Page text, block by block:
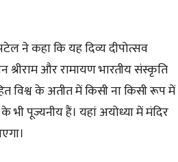
ने कहा कि यह दिव्य दीपोत्सव
श्रीराम और रामायण भारतीय संस्कृति
विश्व के अतीत में किसी ना किसी रूप में
भी पूज्यनीय हैं। यहां अयोध्या में मंदिर